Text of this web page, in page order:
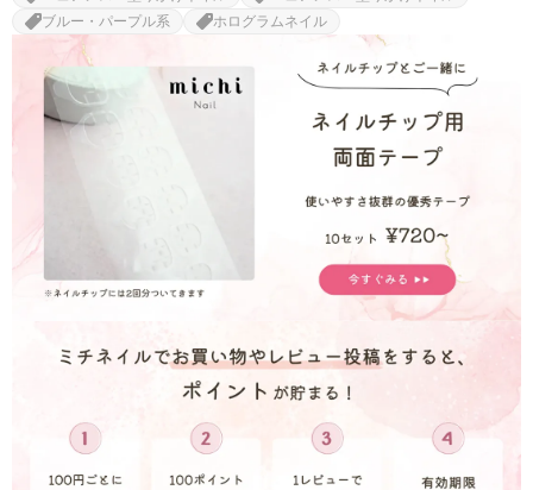
ブルー・パープル系
ホログラムネイル